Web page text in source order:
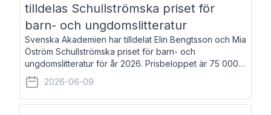
tilldelas Schullströmska priset för
barn- och ungdomslitteratur
Svenska Akademien har tilldelat Elin Bengtsson och Mia
Öström Schullströmska priset för barn- och
ungdomslitteratur för år 2026. Prisbeloppet är 75 000
kronor vardera. Elin Bengtsson, född 1987, är författare
och forskare i genusvetenskap.
2026-06-09